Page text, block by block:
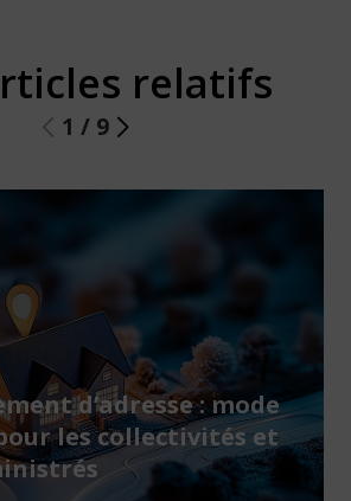
relatifs
1 / 9
d’adresse : mode
les collectivités et